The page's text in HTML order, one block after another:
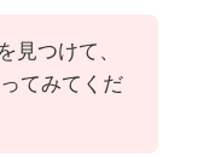
見つけて、
てみてくだ